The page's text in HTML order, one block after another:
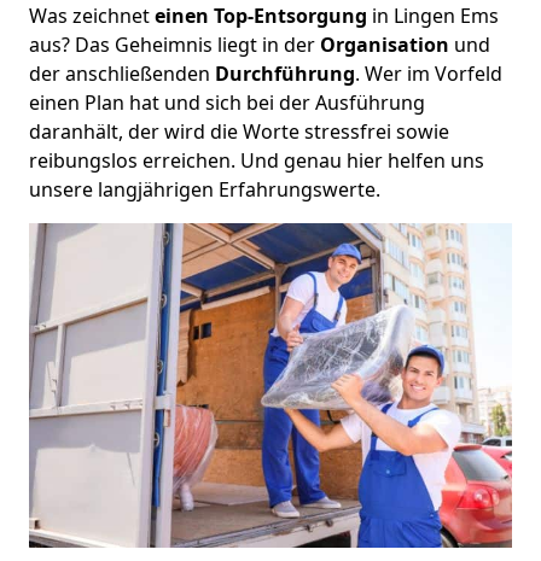
Was zeichneteinen Top-Entsorgung in Lingen Ems
aus? Das Geheimnis liegt in der Organisation und
der anschließenden Durchführung. Wer im Vorfeld
einen Plan hat und sich bei der Ausführung
daranhält, der wird die Worte stressfrei sowie
reibungslos erreichen. Und genau hier helfen uns
unsere langjährigen Erfahrungswerte.